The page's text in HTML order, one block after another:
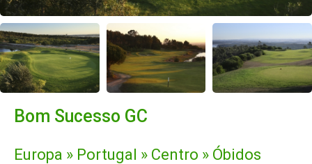
Bom Sucesso GC
Europa » Portugal » Centro » Óbidos